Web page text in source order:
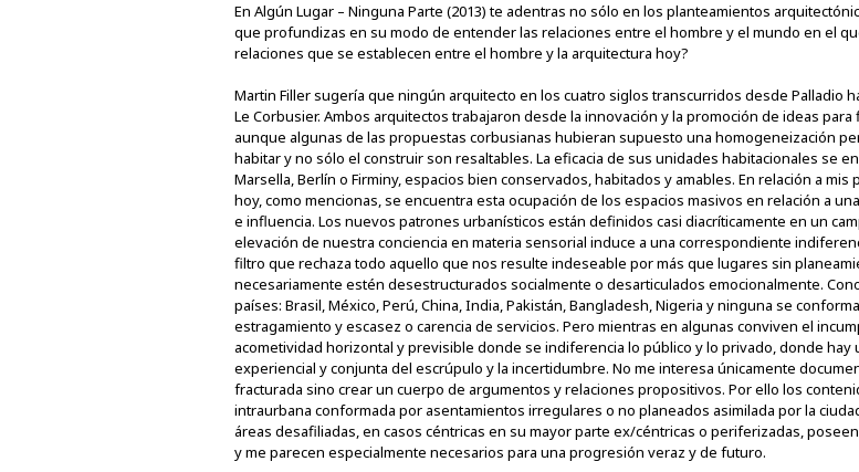
En Algún Lugar – Ninguna Parte (2013) te adentras no sólo en los planteamientos
que profundizas en su modo de entender las relaciones entre el hombre y el mundo en el
relaciones que se establecen entre el hombre y la arquitectura hoy?
Martin Filler sugería que ningún arquitecto en los cuatro siglos transcurridos desde Palladio
Le Corbusier. Ambos arquitectos trabajaron desde la innovación y la promoción de ideas
aunque algunas de las propuestas corbusianas hubieran supuesto una homogeneización
habitar y no sólo el construir son resaltables. La eficacia de sus unidades habitacionales se
Marsella, Berlín o Firminy, espacios bien conservados, habitados y amables. En relación a
hoy, como mencionas, se encuentra esta ocupación de los espacios masivos en relación a
e influencia. Los nuevos patrones urbanísticos están definidos casi diacríticamente en un
elevación de nuestra conciencia en materia sensorial induce a una correspondiente
filtro que rechaza todo aquello que nos resulte indeseable por más que lugares sin
necesariamente estén desestructurados socialmente o desarticulados emocionalmente.
países: Brasil, México, Perú, China, India, Pakistán, Bangladesh, Nigeria y ninguna se
estragamiento y escasez o carencia de servicios. Pero mientras en algunas conviven el
acometividad horizontal y previsible donde se indiferencia lo público y lo privado, donde hay
experiencial y conjunta del escrúpulo y la incertidumbre. No me interesa únicamente
fracturada sino crear un cuerpo de argumentos y relaciones propositivos. Por ello los
intraurbana conformada por asentamientos irregulares o no planeados asimilada por la
áreas desafiliadas, en casos céntricas en su mayor parte ex/céntricas o periferizadas,
y me parecen especialmente necesarios para una progresión veraz y de futuro.